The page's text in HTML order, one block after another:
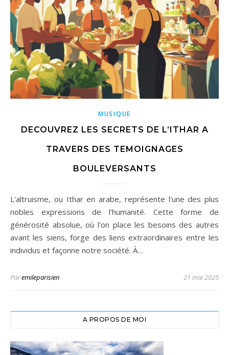
MUSIQUE
DECOUVREZ LES SECRETS DE L’ITHAR A
TRAVERS DES TEMOIGNAGES
BOULEVERSANTS
L'altruisme, ou Ithar en arabe, représente l'une des plus
nobles expressions de l'humanité. Cette forme de
générosité absolue, où l'on place les besoins des autres
avant les siens, forge des liens extraordinaires entre les
individus et façonne notre société. À…
Paremileparisien 21 mai 2025
A PROPOS DE MOI